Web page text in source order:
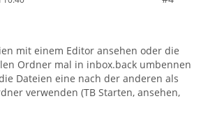
mit einem Editor ansehen oder die
Ordner mal in inbox.back umbennen
Dateien eine nach der anderen als
verwenden (TB Starten, ansehen,